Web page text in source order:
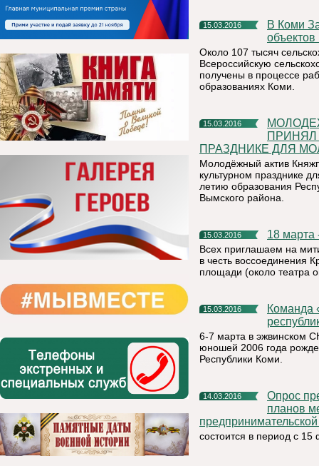
15.03.2016
В Коми Завершился важный этап по актуализации списков
Около 107 тысяч
Всероссийскую
получены в процессе
образованиях Коми.
15.03.2016
МОЛОДЕЖНЫЙ АКТИВ КНЯЖПОГОСТСКОГО РАЙОНА
ПРИНЯЛ
ПРАЗДНИКЕ ДЛЯ
Молодёжный актив
культурном празднике
летию образования
Вымского района.
15.03.2016 18
Всех приглашаем на
в честь воссоединения
площади (около театра
15.03.2016
Команда «Родник» Княжпогостского района стала чемпионом
6-7 марта в эжвинском
юношей 2006 года
Республики Коми.
14.03.2016
Опрос предпринимателей по оценке эффекта от реализации
планов
состоится в период с